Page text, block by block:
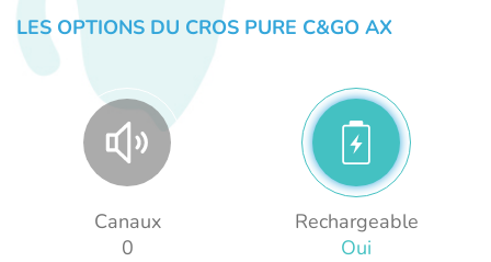
LES OPTIONS DU CROS PURE C&GO AX
Canaux
0
Rechargeable
Oui